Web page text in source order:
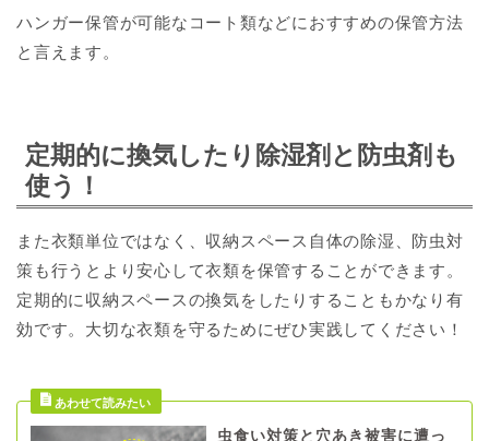
ハンガー保管が可能なコート類などにおすすめの保管方法
と言えます。
定期的に換気したり除湿剤と防虫剤も
使う！
また衣類単位ではなく、収納スペース自体の除湿、防虫対
策も行うとより安心して衣類を保管することができます。
定期的に収納スペースの換気をしたりすることもかなり有
効です。大切な衣類を守るためにぜひ実践してください！
虫食い対策と穴あき被害に遭っ